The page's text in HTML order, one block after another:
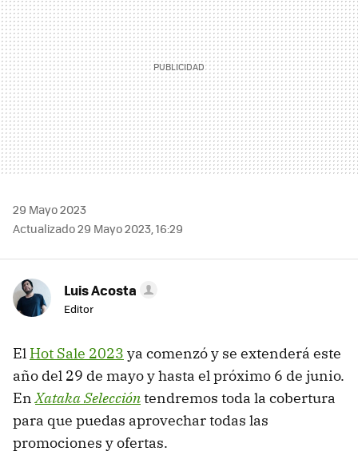
29 Mayo 2023
Actualizado 29 Mayo 2023, 16:29
Luis Acosta
Editor
El Hot Sale 2023 ya comenzó y se extenderá este
año del 29 de mayo y hasta el próximo 6 de junio.
EnXataka Seleccióntendremos toda la cobertura
para que puedas aprovechar todas las
promociones y ofertas.